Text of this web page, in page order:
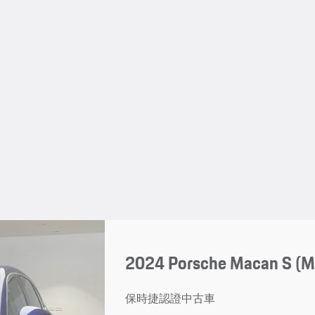
2024 Porsche Macan S
保時捷認證中古車